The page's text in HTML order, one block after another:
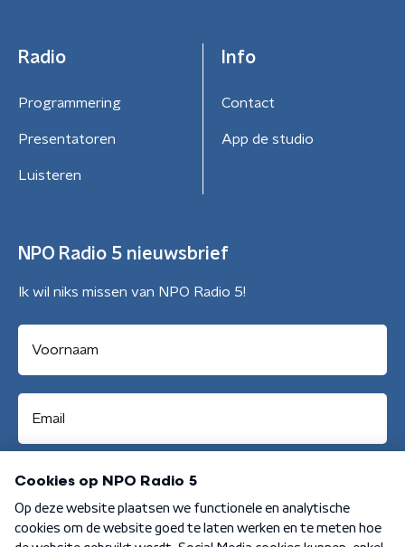
Radio
Programmering
Presentatoren
Luisteren
Info
Contact
App de studio
NPO Radio 5 nieuwsbrief
Ik wil niks missen van NPO Radio 5!
Aanmelden